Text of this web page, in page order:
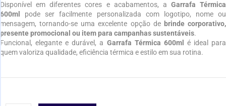
Disponível em diferentes cores e acabamentos, a Garrafa Térmica
600ml
pode ser facilmente personalizada com logotipo, nome ou
mensagem, tornando-se uma excelente opção de brinde corporativo,
presente promocional ou item para campanhas sustentáveis.
Funcional, elegante e durável, a Garrafa Térmica 600ml
é ideal para
quem valoriza qualidade, eficiência térmica e estilo em sua rotina.